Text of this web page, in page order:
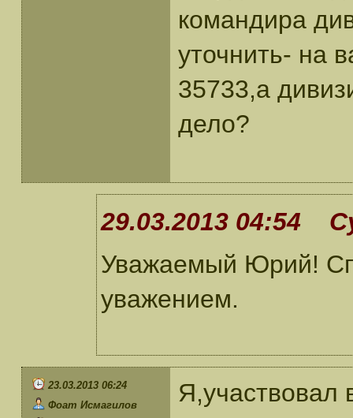
командира
уточнить- на
35733,а
дело?
29.03.2013 04:54
Уважаемый Юрий!
уважением.
23.03.2013 06:24
Фоат Исмагилов
Я,участвовал